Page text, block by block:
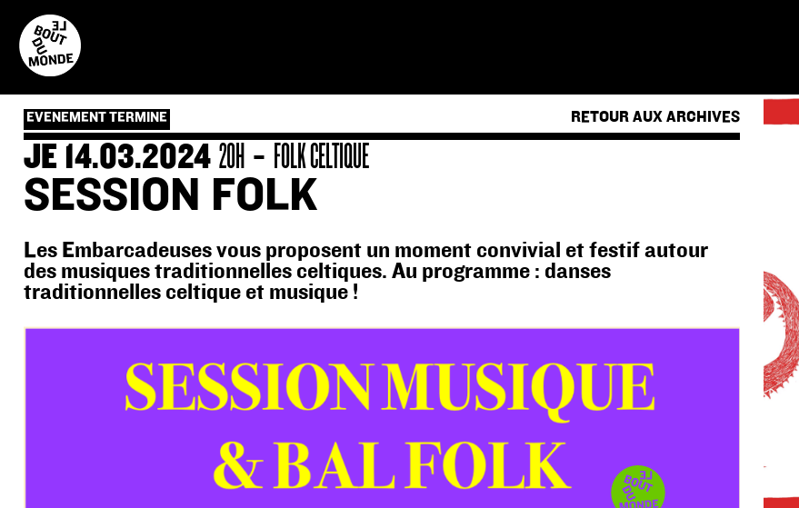
content
EVENEMENT TERMINE RETOUR AUX ARCHIVES
JE 14.03.2024 20H - FOLK CELTIQUE
SESSION FOLK
Les Embarcadeuses vous proposent un moment convivial et festif autour
des musiques traditionnelles celtiques. Au programme : danses
traditionnelles celtique et musique !